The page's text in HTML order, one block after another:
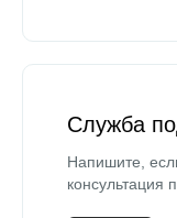
Служба
Напишите,
консультация